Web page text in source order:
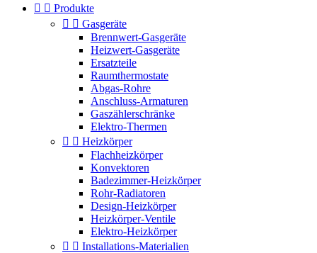
  Produkte
  Gasgeräte
Brennwert-Gasgeräte
Heizwert-Gasgeräte
Ersatzteile
Raumthermostate
Abgas-Rohre
Anschluss-Armaturen
Gaszählerschränke
Elektro-Thermen
  Heizkörper
Flachheizkörper
Konvektoren
Badezimmer-Heizkörper
Rohr-Radiatoren
Design-Heizkörper
Heizkörper-Ventile
Elektro-Heizkörper
  Installations-Materialien